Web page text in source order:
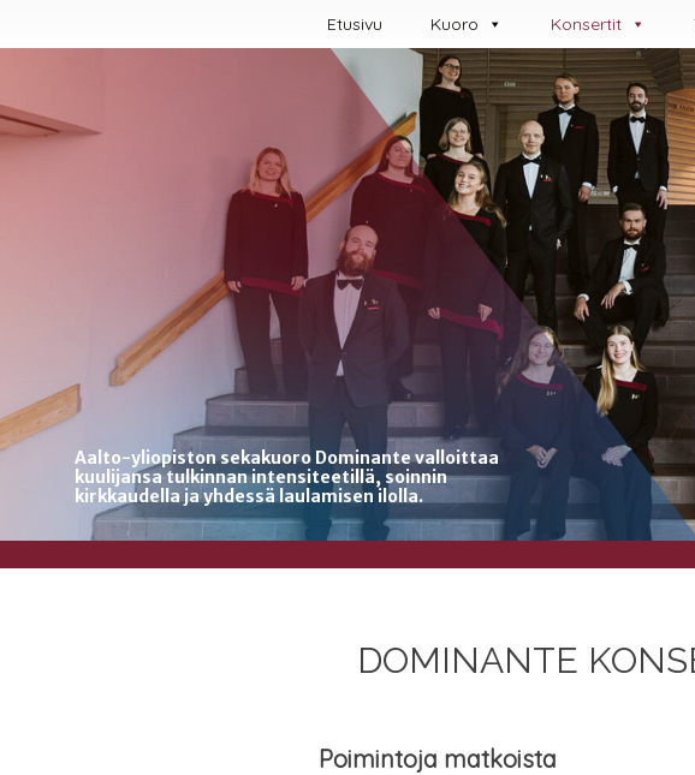
Aalto-yliopiston sekakuoro Dominante valloittaa
kuulijansa tulkinnan intensiteetillä, soinnin
kirkkaudella ja yhdessä laulamisen ilolla.
Etusi­vu Kuoro Konsertit
DOMI­NAN­TE
Poi­min­to­ja matkoista